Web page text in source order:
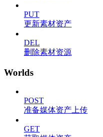
PUT
更新素材资产
DEL
删除素材资源
Worlds
POST
准备媒体资产上传
GET